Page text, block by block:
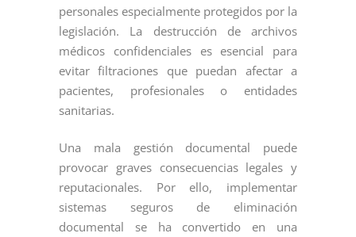
personales especialmente protegidos por la
legislación. La destrucción de archivos
médicos confidenciales es esencial para
evitar filtraciones que puedan afectar a
pacientes, profesionales o entidades
sanitarias.
Una mala gestión documental puede
provocar graves consecuencias legales y
reputacionales. Por ello, implementar
sistemas seguros de eliminación
documental se ha convertido en una